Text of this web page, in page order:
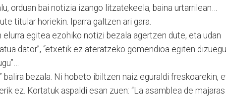
orduan bai notizia izango litzatekeela, baina urtarrilean…
titular horiekin. Iparra galtzen ari gara.
elurra egitea ezohiko notizi bezala agertzen dute, eta udan
dator”, “etxetik ez ateratzeko gomendioa egiten
balira bezala. Ni hobeto ibiltzen naiz eguraldi freskoarekin,
ez. Kortatuk aspaldi esan zuen: “La asamblea de majaras